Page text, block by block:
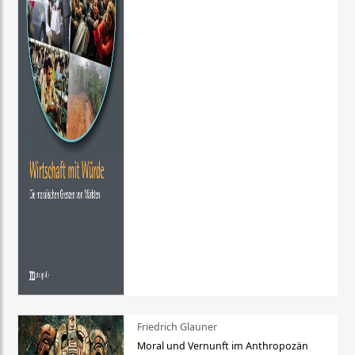
Friedrich Glauner
Moral und Vernunft im Anthropozän